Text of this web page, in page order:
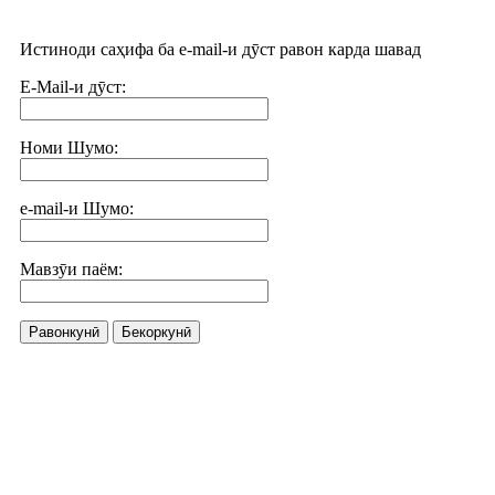
Истиноди саҳифа ба e-mail-и дӯст равон карда шавад
E-Mail-и дӯст:
Номи Шумо:
e-mail-и Шумо:
Мавзӯи паём:
Равонкунӣ Бекоркунӣ